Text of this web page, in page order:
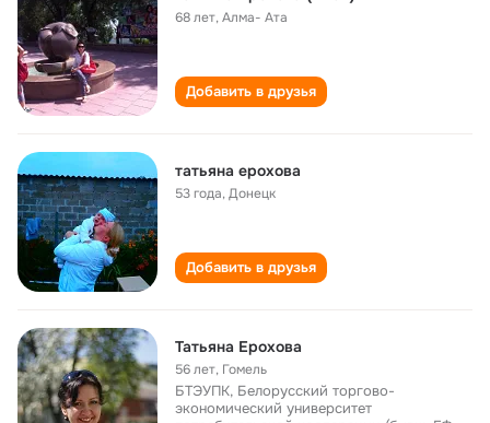
68 лет,Алма- Ата
Добавить в друзья
татьяна ерохова
53 года,Донецк
Добавить в друзья
Татьяна Ерохова
56 лет, Гомель
БТЭУПК, Белорусский торгово-
экономический университет